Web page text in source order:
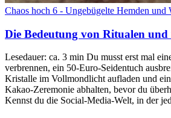
Chaos hoch 6 - Ungebügelte Hemden und
Die Bedeutung von Ritualen und
Lesedauer: ca. 3 min Du musst erst mal
verbrennen, ein 50-Euro-Seidentuch
Kristalle im Vollmondlicht aufladen und
Kakao-Zeremonie abhalten, bevor du
Kennst du die Social-Media-Welt, in der